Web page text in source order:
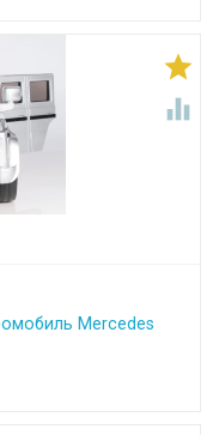


Mercedes